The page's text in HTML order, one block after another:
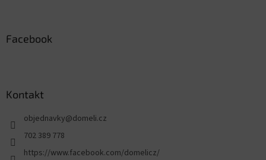
Facebook
Kontakt
objednavky@domeli.cz
702 389 778
https://www.facebook.com/domelicz/